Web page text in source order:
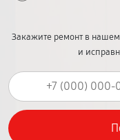
Закажите ремонт в
и